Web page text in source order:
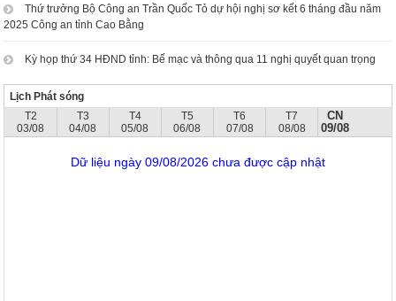
Thứ trưởng Bộ Công an Trần Quốc Tỏ dự hội nghị sơ kết 6 tháng đầu năm
2025 Công an tỉnh Cao Bằng
Kỳ họp thứ 34 HĐND tỉnh: Bế mạc và thông qua 11 nghị quyết quan trọng
Lịch Phát sóng
T2
03/08
T3
04/08
T4
05/08
T5
06/08
T6
07/08
T7
08/08
CN
09/08
Dữ liệu ngày 09/08/2026 chưa được cập nhật